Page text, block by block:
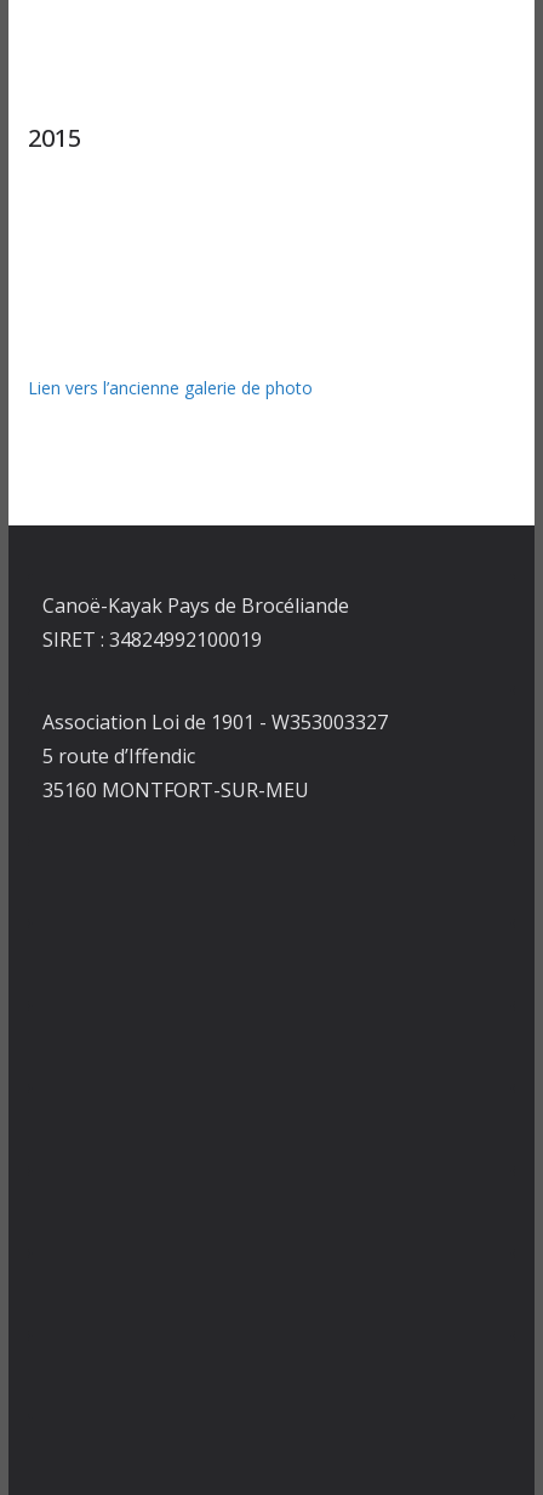
2015
Lien vers l’ancienne galerie de photo
Canoë-Kayak Pays de Brocéliande
SIRET : 34824992100019
Association Loi de 1901 - W353003327
5 route d’Iffendic
35160 MONTFORT-SUR-MEU